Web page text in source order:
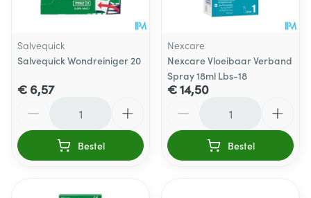
Salvequick
Salvequick Wondreiniger 20
€ 6,57
Bestel
Nexcare
Nexcare Vloeibaar Verband
Spray 18ml Lbs-18
€ 14,50
Bestel